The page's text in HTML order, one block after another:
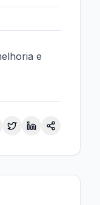
e
TwitterLinkedIn